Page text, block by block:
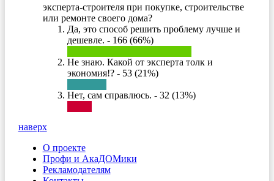
эксперта-строителя при покупке, строительстве
или ремонте своего дома?
Да, это способ решить проблему лучше и
дешевле. - 166 (66%)
Не знаю. Какой от эксперта толк и
экономия!? - 53 (21%)
Нет, сам справлюсь. - 32 (13%)
наверх
О проекте
Профи и АкаДОМики
Рекламодателям